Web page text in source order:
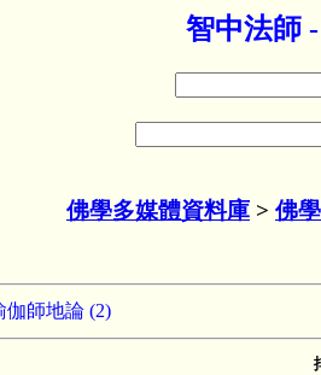
智中法師
佛學多媒體資料庫 > 佛
伽師地論 (2)